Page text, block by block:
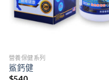
營養保健系列
鯊鈣健